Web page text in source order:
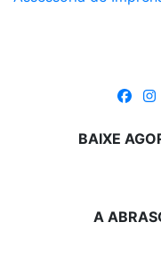
BAIXE
A